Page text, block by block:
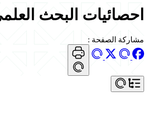
احصائيات البحث
مشاركة الصفحة :